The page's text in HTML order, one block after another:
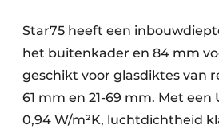
Star75 heeft een
het buitenkader en 84 mm
geschikt voor glasdiktes van
61 mm en 21-69 mm. Met een
0,94 W/m²K, luchtdichtheid